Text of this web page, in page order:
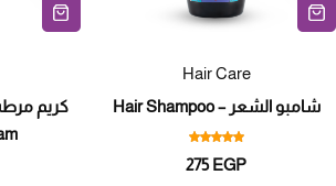
Hair Care
شامبو الشعر – Hair Shampoo
275EGP